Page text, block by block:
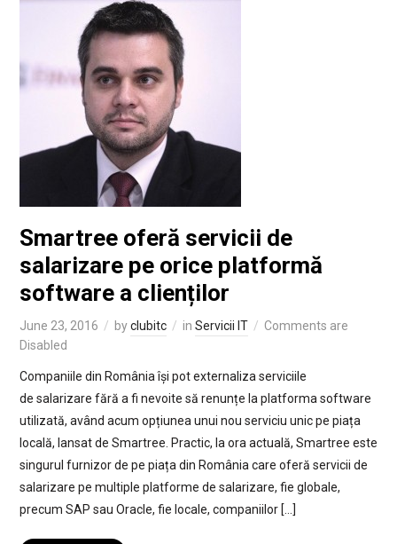
Smartree oferă servicii de
salarizare pe orice platformă
software a clienților
June 23, 2016 byclubitc in Servicii IT
Comments are
Disabled
Companiile din România își pot externaliza serviciile
de salarizare fără a fi nevoite să renunțe la platforma software
utilizată, având acum opțiunea unui nou serviciu unic pe piața
locală, lansat de Smartree. Practic, la ora actuală, Smartree este
singurul furnizor de pe piața din România care oferă servicii de
salarizare pe multiple platforme de salarizare, fie globale,
precum SAP sau Oracle, fie locale, companiilor […]